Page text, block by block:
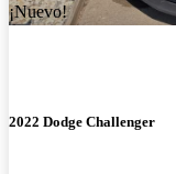
¡Nuevo!
2022 Dodge Challenger